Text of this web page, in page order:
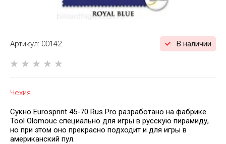
Артикул: 00142 В наличии
Чехия
Сукно Eurosprint 45-70 Rus Pro разработано на фабрике
Tool Olomouc специально для игры в русскую пирамиду,
но при этом оно прекрасно подходит и для игры в
американский пул.